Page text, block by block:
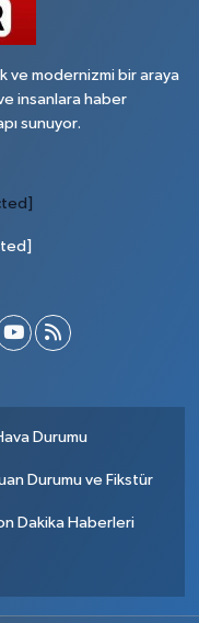
ve modernizmi bir araya
insanlara haber
sunuyor.
Durumu
Durumu ve Fikstür
Dakika Haberleri